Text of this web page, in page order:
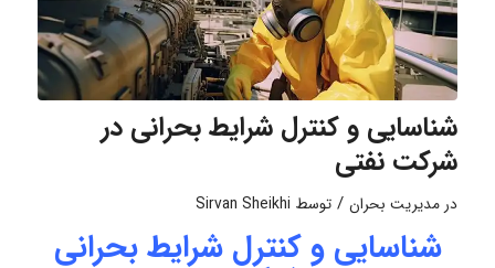
شناسایی و کنترل شرایط بحرانی در
شرکت نفتی
درمدیریت بحران / توسط Sirvan Sheikhi
شناسایی و کنترل شرایط بحرانی